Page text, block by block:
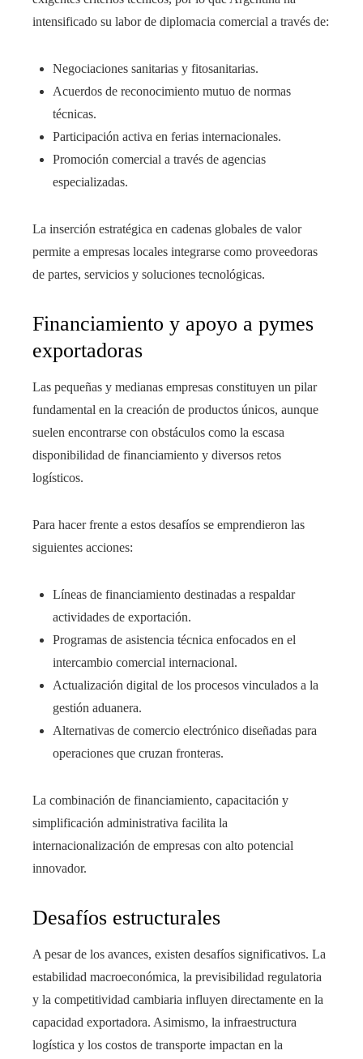
intensificado su labor de diplomacia comercial a través de:
Negociaciones sanitarias y fitosanitarias.
Acuerdos de reconocimiento mutuo de normas
técnicas.
Participación activa en ferias internacionales.
Promoción comercial a través de agencias
especializadas.
La inserción estratégica en cadenas globales de valor
permite a empresas locales integrarse como proveedoras
de partes, servicios y soluciones tecnológicas.
Financiamiento y apoyo a pymes
exportadoras
Las pequeñas y medianas empresas constituyen un pilar
fundamental en la creación de productos únicos, aunque
suelen encontrarse con obstáculos como la escasa
disponibilidad de financiamiento y diversos retos
logísticos.
Para hacer frente a estos desafíos se emprendieron las
siguientes acciones:
Líneas de financiamiento destinadas a respaldar
actividades de exportación.
Programas de asistencia técnica enfocados en el
intercambio comercial internacional.
Actualización digital de los procesos vinculados a la
gestión aduanera.
Alternativas de comercio electrónico diseñadas para
operaciones que cruzan fronteras.
La combinación de financiamiento, capacitación y
simplificación administrativa facilita la
internacionalización de empresas con alto potencial
innovador.
Desafíos estructurales
A pesar de los avances, existen desafíos significativos. La
estabilidad macroeconómica, la previsibilidad regulatoria
y la competitividad cambiaria influyen directamente en la
capacidad exportadora. Asimismo, la infraestructura
logística y los costos de transporte impactan en la